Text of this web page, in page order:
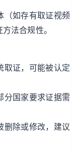
（如存有取证视频
法合规性。
取证，可能被认定
分国家要求证据需
删除或修改，建议